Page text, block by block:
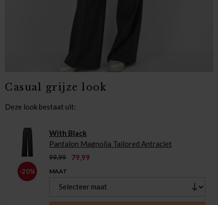
Casual grijze look
Deze look bestaat uit:
-20%
With Black
Pantalon Magnolia Tailored Antraciet
99,99 79,99
MAAT